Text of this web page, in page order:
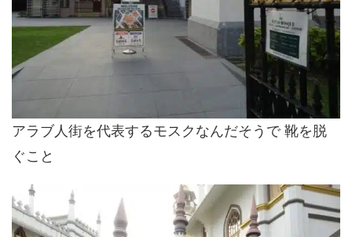
アラブ人街を代表するモスクなんだそうで 靴を脱
ぐこと